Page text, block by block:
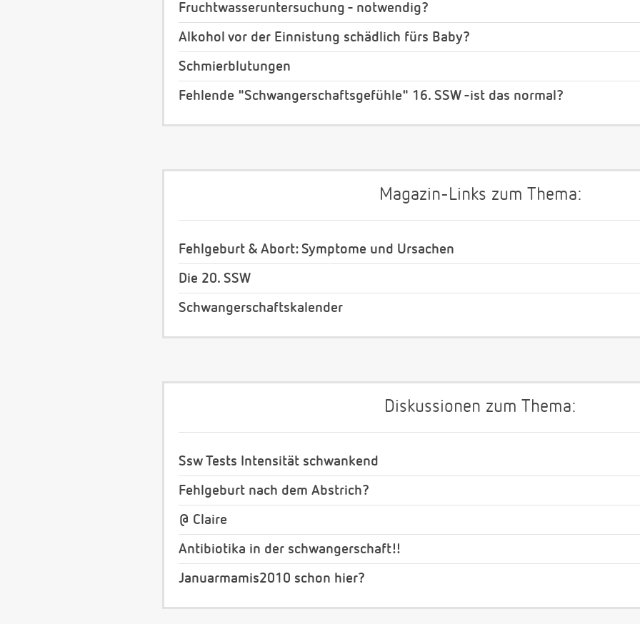
Fruchtwasseruntersuchung - notwendig?
Alkohol vor der Einnistung schädlich fürs Baby?
Schmierblutungen
Fehlende "Schwangerschaftsgefühle" 16. SSW -ist das normal?
Magazin-Links zum Thema:
Fehlgeburt & Abort: Symptome und Ursachen
Die 20. SSW
Schwangerschaftskalender
Diskussionen zum Thema:
Ssw Tests Intensität schwankend
Fehlgeburt nach dem Abstrich?
@ Claire
Antibiotika in der schwangerschaft!!
Januarmamis2010 schon hier?